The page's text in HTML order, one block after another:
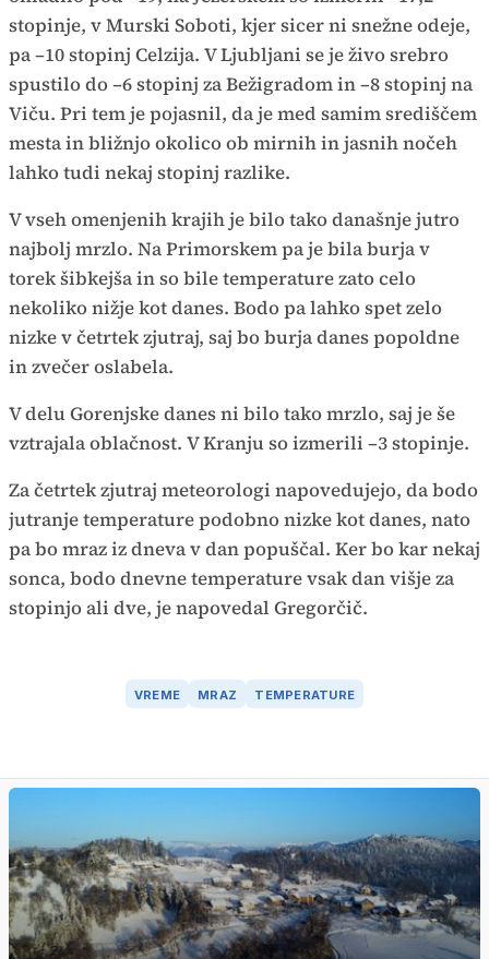
stopinje, v Murski Soboti, kjer sicer ni snežne odeje,
pa –10 stopinj Celzija. V Ljubljani se je živo srebro
spustilo do –6 stopinj za Bežigradom in –8 stopinj na
Viču. Pri tem je pojasnil, da je med samim središčem
mesta in bližnjo okolico ob mirnih in jasnih nočeh
lahko tudi nekaj stopinj razlike.
V vseh omenjenih krajih je bilo tako današnje jutro
najbolj mrzlo. Na Primorskem pa je bila burja v
torek šibkejša in so bile temperature zato celo
nekoliko nižje kot danes. Bodo pa lahko spet zelo
nizke v četrtek zjutraj, saj bo burja danes popoldne
in zvečer oslabela.
V delu Gorenjske danes ni bilo tako mrzlo, saj je še
vztrajala oblačnost. V Kranju so izmerili –3 stopinje.
Za četrtek zjutraj meteorologi napovedujejo, da bodo
jutranje temperature podobno nizke kot danes, nato
pa bo mraz iz dneva v dan popuščal. Ker bo kar nekaj
sonca, bodo dnevne temperature vsak dan višje za
stopinjo ali dve, je napovedal Gregorčič.
VREME MRAZ TEMPERATURE